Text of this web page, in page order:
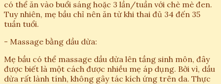
có thể ăn vào buổi sáng hoặc 3 lần/tuần với chè mè đen.
Tuy nhiên, mẹ bầu chỉ nên ăn từ khi thai đủ 34 đến 35
tuần tuổi.
- Massage bằng dầu dừa:
Mẹ bầu có thể massage dầu dừa lên tầng sinh môn, đây
được biết là một cách được nhiều mẹ áp dụng. Bởi vì, dầu
dừa rất lành tính, không gây tác kích ứng trên da. Thực